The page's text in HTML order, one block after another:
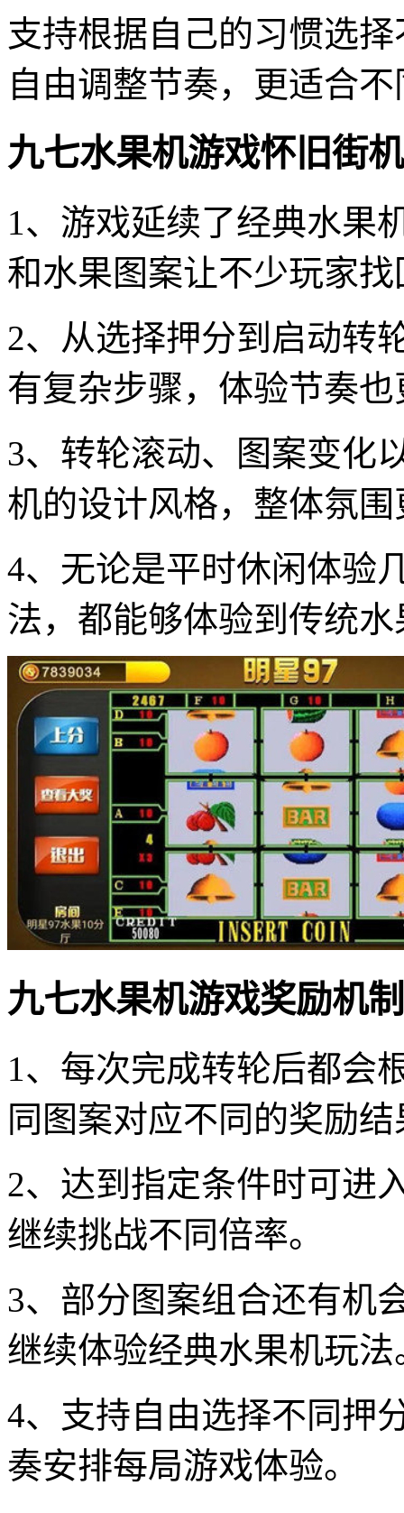
支持根据自己的习惯选
自由调整节奏，更适合
九七水果机游戏怀旧街
1、游戏延续了经典水果
和水果图案让不少玩家
2、从选择押分到启动转
有复杂步骤，体验节奏
3、转轮滚动、图案变化
机的设计风格，整体氛
4、无论是平时休闲体验
法，都能够体验到传统
九七水果机游戏奖励机制
1、每次完成转轮后都会
同图案对应不同的奖励结
2、达到指定条件时可进
继续挑战不同倍率。
3、部分图案组合还有机
继续体验经典水果机玩法
4、支持自由选择不同押
奏安排每局游戏体验。